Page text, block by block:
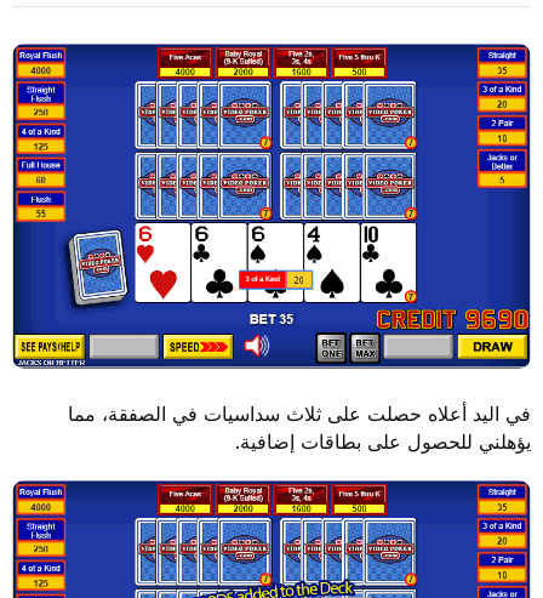
في اليد أعلاه حصلت على ثلاث سداسيات في الصفقة، مما
يؤهلني للحصول على بطاقات إضافية.